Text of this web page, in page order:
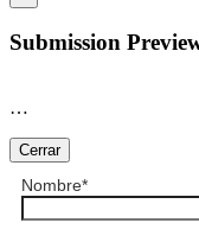
Submission
…
Cerrar
Nombre*